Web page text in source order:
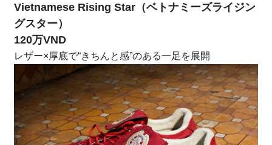
Vietnamese Rising Star（ベトナミーズライジン
グスター）
120万VND
レザー×厚底で“きちんと感”のある一足を展開